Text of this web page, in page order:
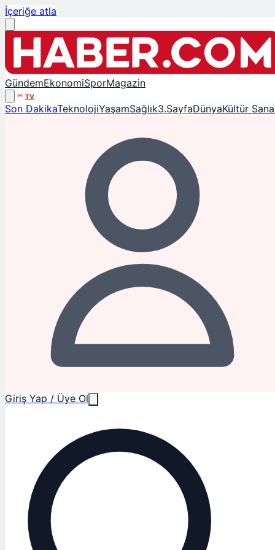
İçeriğe atla
GündemEkonomiSporMagazin
TV
Son DakikaTeknolojiYaşamSağlık3.SayfaDünyaKültür
Giriş Yap / Üye Ol